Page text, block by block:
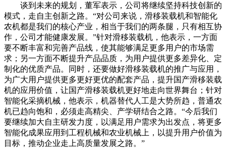
谈到未来的规划，董军表示，公司将继续坚持科技创新的
模式，走自主创新之路。“对公司来说，滑移装载机和智能化
农机都是我们的核心产业，相当于我们的两条腿，只有相互协
作，公司才能健康发展。”针对滑移装载机，他表示，一方面
要不断丰富和完善产品线，使其能够满足更多用户的市场需
求；另一方面不断提升产品品质，为用户提供更多差异化、定
制化的优质产品。同时，还要做好滑移装载机的推广与应用，
为广大用户提供更多更好更优的配套产品，提升国产滑移装载
机的应用价值，让国产滑移装载机更好地走向世界舞台；针对
智能化采摘机械，他表示，机器替代人工是大势所趋，普通农
机已趋向饱和，必须走高精尖、产学研结合之路。“今后我们
要继续加大自主研发力度，以满足用户需求为出发点，将更多
智能化成果应用到工程机械和农业机械上，以提升用户价值为
目标，推动企业走上高质量发展之路。”